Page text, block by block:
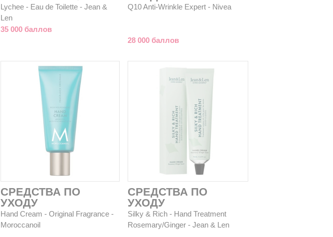
Lychee - Eau de Toilette - Jean &
Len
35 000 баллов
Q10 Anti-Wrinkle Expert - Nivea
28 000 баллов
СРЕДСТВА ПО
УХОДУ
Hand Cream - Original Fragrance -
Moroccanoil
СРЕДСТВА ПО
УХОДУ
Silky & Rich - Hand Treatment
Rosemary/Ginger - Jean & Len